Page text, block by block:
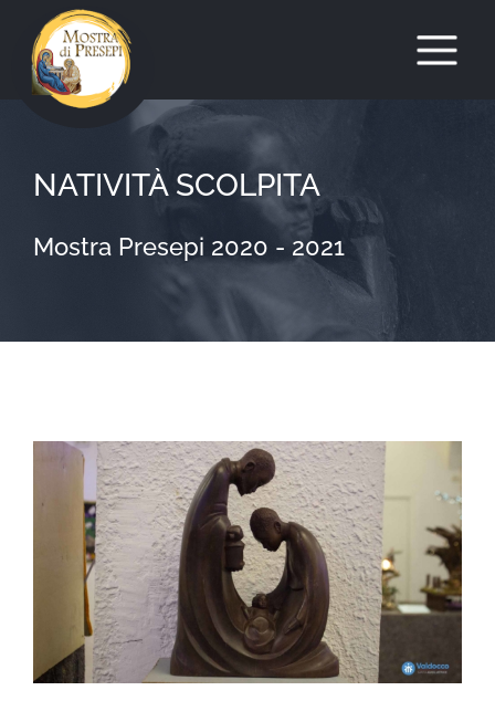
contenutoNATIVITÀ SCOLPITA
Mostra Presepi 2020 - 2021